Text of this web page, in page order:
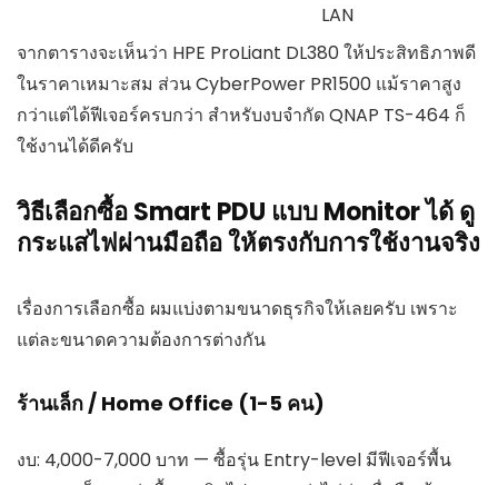
LAN
จากตารางจะเห็นว่า HPE ProLiant DL380 ให้ประสิทธิภาพดี
ในราคาเหมาะสม ส่วน CyberPower PR1500 แม้ราคาสูง
กว่าแต่ได้ฟีเจอร์ครบกว่า สำหรับงบจำกัด QNAP TS-464 ก็
ใช้งานได้ดีครับ
วิธีเลือกซื้อ Smart PDU แบบ Monitor ได้ ดู
กระแสไฟผ่านมือถือ ให้ตรงกับการใช้งานจริง
เรื่องการเลือกซื้อ ผมแบ่งตามขนาดธุรกิจให้เลยครับ เพราะ
แต่ละขนาดความต้องการต่างกัน
ร้านเล็ก / Home Office (1-5 คน)
งบ: 4,000-7,000 บาท — ซื้อรุ่น Entry-level มีฟีเจอร์พื้น